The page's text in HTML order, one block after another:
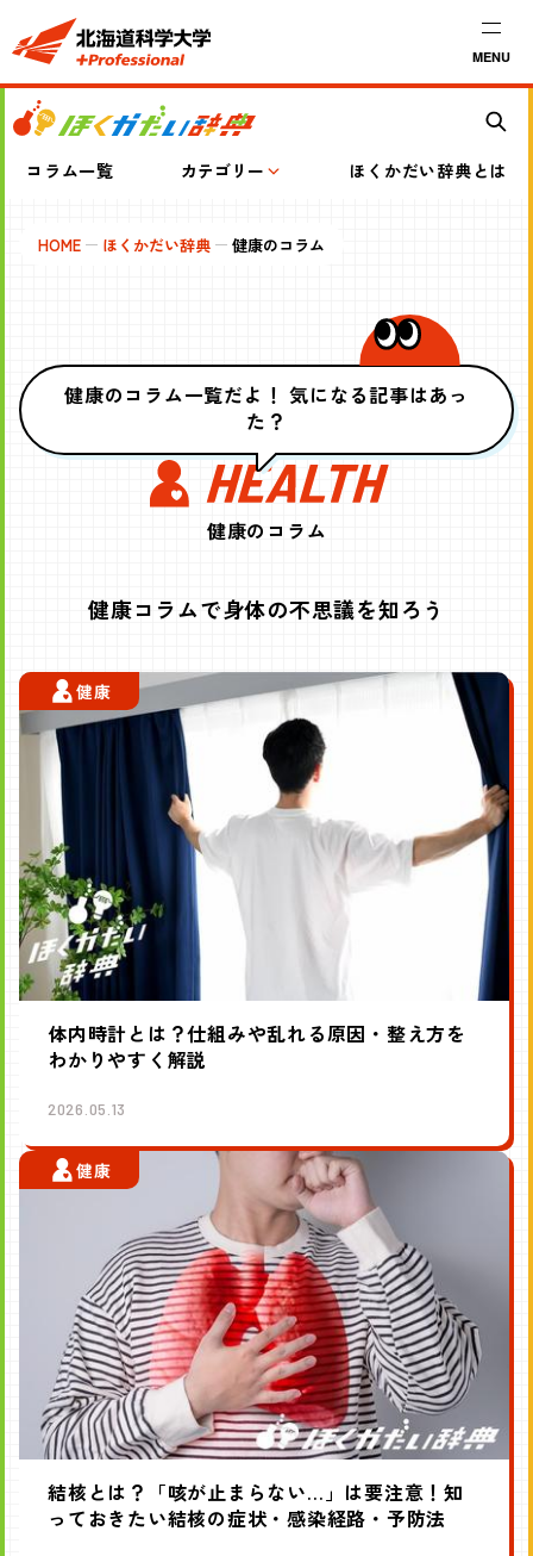
MENU
コラム一覧 カテゴリー ほくかだい辞典とは
HOME ほくかだい辞典 健康のコラム
健康のコラム
健康のコラム一覧だよ！ 気になる記事はあっ
た？
健康コラムで身体の不思議を知ろう
健康
体内時計とは？仕組みや乱れる原因・整え方を
わかりやすく解説
2026.05.13
健康
結核とは？「咳が止まらない…」は要注意！知
っておきたい結核の症状・感染経路・予防法